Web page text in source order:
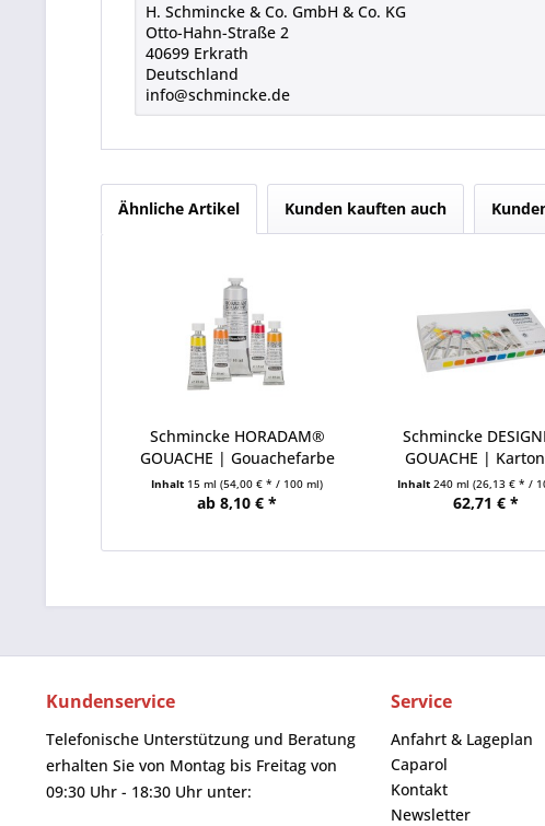
H. Schmincke & Co. GmbH & Co. KG
Otto-Hahn-Straße 2
40699 Erkrath
Deutschland
info@schmincke.de
Ähnliche Artikel Kunden kauften auch
Schmincke HORADAM®
GOUACHE | Gouachefarbe
Inhalt 15 ml(54,00 € * / 100 ml)
ab 8,10 € *
Schmincke
GOUACHE |
Inhalt 240 ml (26,13 € * /
62,71 € *
Kundenservice
Telefonische Unterstützung und Beratung
erhalten Sie von Montag bis Freitag von
09:30 Uhr - 18:30 Uhr unter:
Service
Anfahrt & Lageplan
Caparol
Kontakt
Newsletter